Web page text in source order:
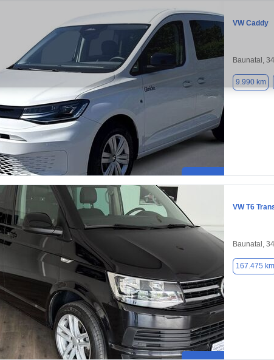
VW Caddy
Baunatal,
9.990 km
VW T6
Baunatal,
167.475 km